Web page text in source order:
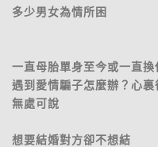
多少男女為情所困
一直母胎單身至今或一直換
遇到愛情騙子怎麼辦？心裏
無處可說
想要結婚對方卻不想結